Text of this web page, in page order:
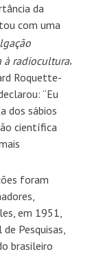
da
com uma
à radiocultura,
Roquette-
“Eu
dos sábios
científica
foram
em 1951,
Pesquisas,
brasileiro